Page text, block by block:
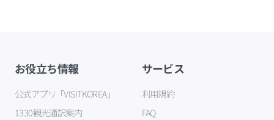
お役立ち情報
公式アプリ「VISITKOREA」
1330観光通訳案内
サービス
利用規約
FAQ